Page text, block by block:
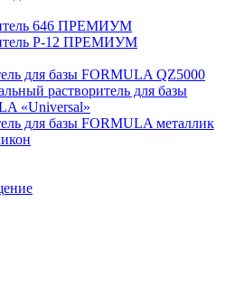
646 ПРЕМИУМ
Р-12 ПРЕМИУМ
для базы FORMULA QZ5000
растворитель для базы
«Universal»
для базы FORMULA металлик